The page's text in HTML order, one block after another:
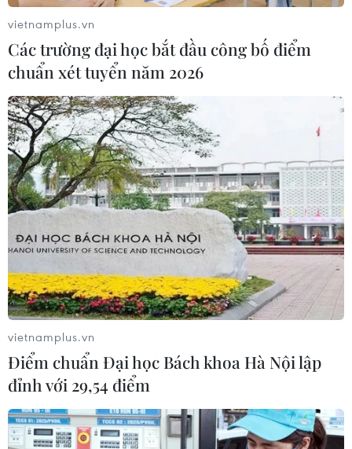
vietnamplus.vn
Các trường đại học bắt đầu công bố điểm
chuẩn xét tuyển năm 2026
vietnamplus.vn
Điểm chuẩn Đại học Bách khoa Hà Nội lập
đỉnh với 29,54 điểm